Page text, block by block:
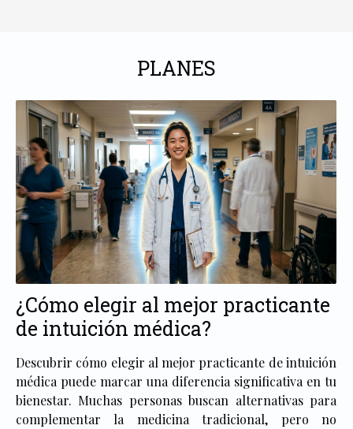
PLANES
¿Cómo elegir al mejor practicante
de intuición médica?
Descubrir cómo elegir al mejor practicante de intuición
médica puede marcar una diferencia significativa en tu
bienestar. Muchas personas buscan alternativas para
complementar la medicina tradicional, pero no